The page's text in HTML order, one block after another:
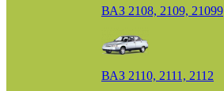
ВАЗ 2108, 2109, 21099
ВАЗ 2110, 2111, 2112